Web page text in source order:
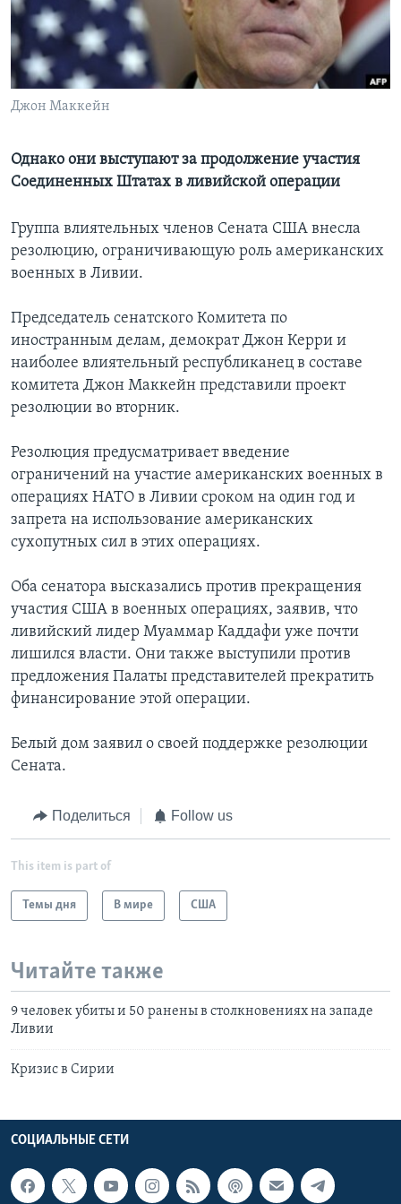
Learning English
СОЦИАЛЬНЫЕ СЕТИ
Языки
Джон Маккейн
Однако они выступают за продолжение участия
Соединенных Штатах в ливийской операции
Группа влиятельных членов Сената США внесла
резолюцию, ограничивающую роль американских
военных в Ливии.
Председатель сенатского Комитета по
иностранным делам, демократ Джон Керри и
наиболее влиятельный республиканец в составе
комитета Джон Маккейн представили проект
резолюции во вторник.
Резолюция предусматривает введение
ограничений на участие американских военных в
операциях НАТО в Ливии сроком на один год и
запрета на использование американских
сухопутных сил в этих операциях.
Оба сенатора высказались против прекращения
участия США в военных операциях, заявив, что
ливийский лидер Муаммар Каддафи уже почти
лишился власти. Они также выступили против
предложения Палаты представителей прекратить
финансирование этой операции.
Белый дом заявил о своей поддержке резолюции
Сената.
Поделиться Follow us
This item is part of
Темы дня В мире США
Читайте также
9 человек убиты и 50 ранены в столкновениях на западе
Ливии
Кризис в Сирии
СОЦИАЛЬНЫЕ СЕТИ